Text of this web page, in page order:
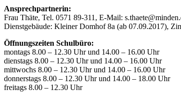
Ansprechpartnerin:
Frau Thäte, Tel. 0571 89-311, E-Mail:
Dienstgebäude: Kleiner Domhof 8a (ab 07.09.2017),
Öffnungszeiten Schulbüro:
montags 8.00 – 12.30 Uhr und 14.00 – 16.00 Uhr
dienstags 8.00 – 12.30 Uhr und 14.00 – 16.00 Uhr
mittwochs 8.00 – 12.30 Uhr und 14.00 – 16.00 Uhr
donnerstags 8.00 – 12.30 Uhr und 14.00 – 18.00 Uhr
freitags 8.00 – 12.30 Uhr